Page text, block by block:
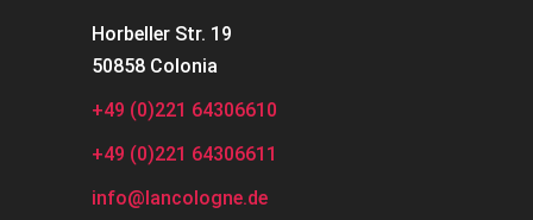
Horbeller Str. 19
50858 Colonia
+49 (0)221 64306610
+49 (0)221 64306611
info@lancologne.de